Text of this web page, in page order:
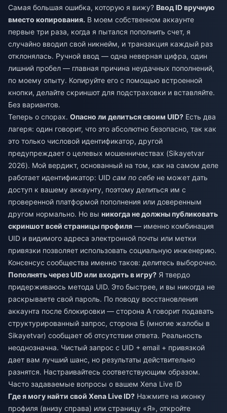
Самая большая ошибка, которую я вижу? Ввод ID вручную
вместо копирования. В моем собственном аккаунте
первые три раза, когда я пытался пополнить счет, я
случайно вводил свой никнейм, и транзакция каждый раз
отклонялась. Ручной ввод — одна неверная цифра, один
лишний пробел — главная причина неудачных пополнений,
по моему опыту. Копируйте его с помощью встроенной
кнопки, делайте скриншот для подстраховки и вставляйте.
Без вариантов.
Теперь о спорах. Опасно ли делиться своим UID? Есть два
лагеря: один говорит, что это абсолютно безопасно, так как
это только числовой идентификатор, другой
предупреждает о целевых мошенничествах (Sikayetvar
2026). Мой вердикт, основанный на том, как на самом деле
работает идентификатор: UID сам по себе не может дать
доступ к вашему аккаунту, поэтому делиться им с
проверенной платформой пополнения или доверенным
другом нормально. Но вы никогда не должны публиковать
скриншот всей страницы профиля — именно комбинация
UID и видимого адреса электронной почты или метки
привязки позволяет использовать социальную инженерию.
Консенсус сообщества именно таков: делитесь выборочно.
Пополнять через UID или входить в игру? Я твердо
придерживаюсь метода UID. Это быстрее, и вы никогда не
раскрываете свой пароль. По поводу восстановления
аккаунта после блокировки — сторона А говорит подавать
структурированный запрос, сторона Б (многие жалобы в
Sikayetvar) сообщает об отсутствии ответа. Реальность
неоднозначна. Чистый запрос с UID + email + привязкой
дает вам лучший шанс, но результаты действительно
разнятся. Настраивайтесь соответствующим образом.
Часто задаваемые вопросы о вашем Xena Live ID
Где я могу найти свой Xena Live ID? Нажмите на иконку
профиля (внизу справа) или страницу «Я», откройте